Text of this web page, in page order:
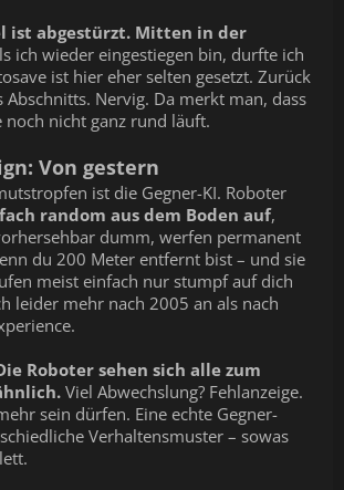
ist abgestürzt. Mitten in der
ich wieder eingestiegen bin, durfte ich
ist hier eher selten gesetzt. Zurück
Abschnitts. Nervig. Da merkt man, dass
noch nicht ganz rund läuft.
Von gestern
ist die Gegner-KI. Roboter
random aus dem Boden auf,
dumm, werfen permanent
du 200 Meter entfernt bist – und sie
meist einfach nur stumpf auf dich
leider mehr nach 2005 an als nach
Roboter sehen sich alle zum
Viel Abwechslung? Fehlanzeige.
sein dürfen. Eine echte Gegner-
Verhaltensmuster – sowas